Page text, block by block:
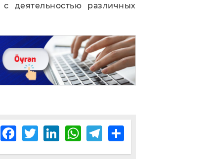
деятельностью различных
Facebook
TwitterLinkedIn
WhatsApp
Telegram
Share